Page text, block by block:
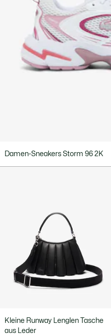
Damen-Sneakers Storm 96 2K
Kleine Runway Lenglen Tasche
aus Leder